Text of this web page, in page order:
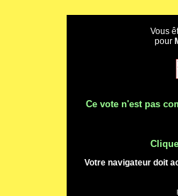
Vous
pour
Ce vote n'est pas
Votre navigateur doit